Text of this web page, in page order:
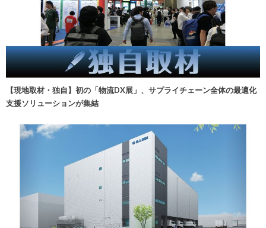
【現地取材・独自】初の「物流DX展」、サプライチェーン全体の最適化
支援ソリューションが集結